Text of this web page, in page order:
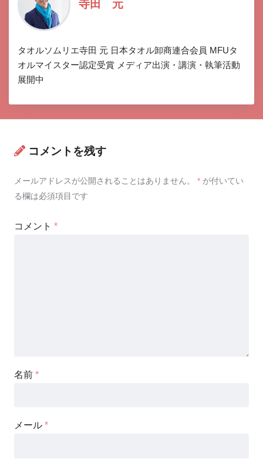
寺田 元
タオルソムリエ寺田 元 日本タオル卸商連合会員 MFUタ
オルマイスター認定受賞 メディア出演・講演・執筆活動
展開中
コメントを残す
メールアドレスが公開されることはありません。 * が付いてい
る欄は必須項目です
コメント *
名前 *
メール *